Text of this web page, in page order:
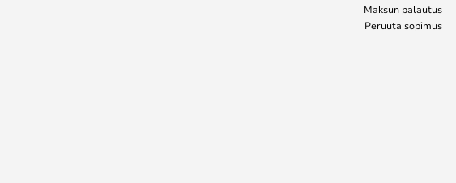
Maksun palautus
Peruuta sopimus